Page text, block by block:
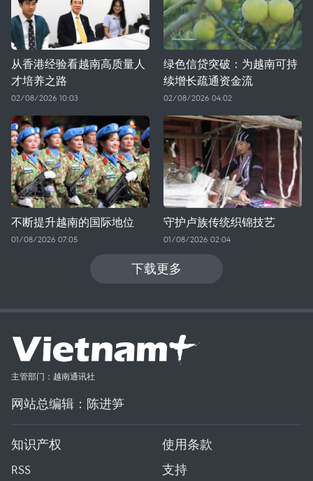
从香港经验看越南高质量人
才培养之路
02/08/2026 10:03
绿色信贷突破：为越南可持
续增长疏通资金流
02/08/2026 04:02
不断提升越南的国际地位
01/08/2026 07:05
守护卢族传统织锦技艺
01/08/2026 02:04
下载更多
主管部门：越南通讯社
网站总编辑：陈进笋
知识产权
使用条款
RSS
支持